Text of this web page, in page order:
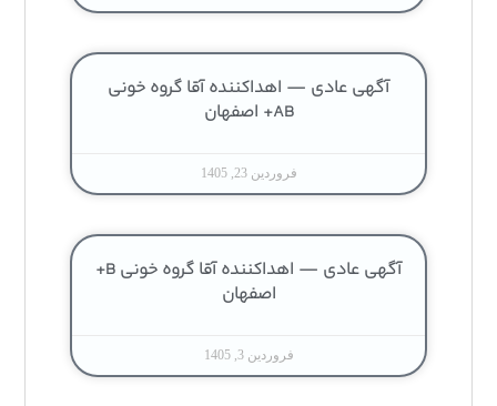
آگهی عادی — اهداکننده آقا گروه خونی
AB+ اصفهان
فروردین 23, 1405
آگهی عادی — اهداکننده آقا گروه خونی B+
اصفهان
فروردین 3, 1405